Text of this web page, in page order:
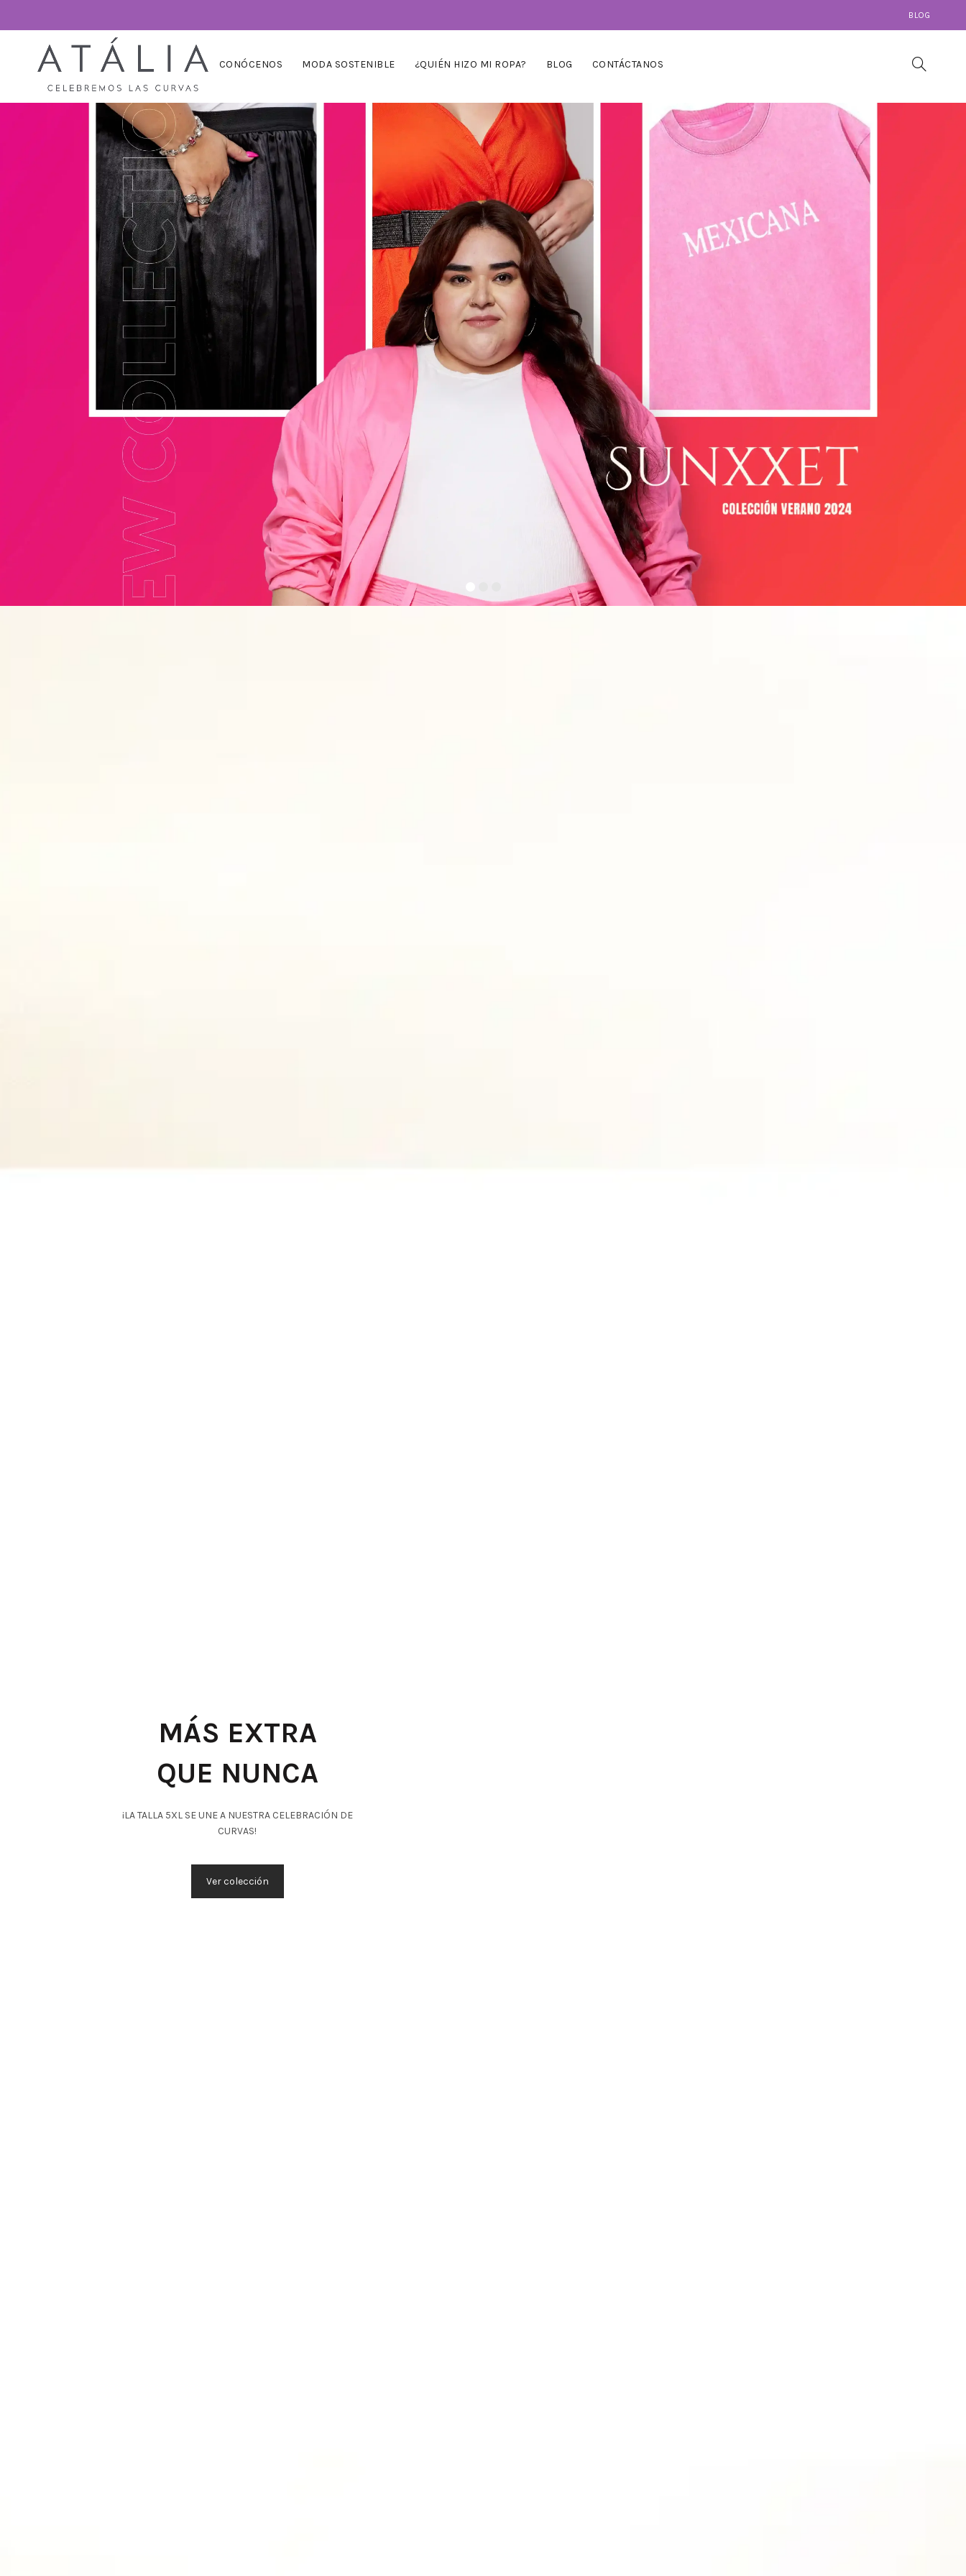
BLOG
CONÓCENOS MODA SOSTENIBLE ¿QUIÉN HIZO MI ROPA? BLOG CONTÁCTANOS
MÁS EXTRA
QUE NUNCA
¡LA TALLA 5XL SE UNE A NUESTRA CELEBRACIÓN DE
CURVAS!
Ver colección